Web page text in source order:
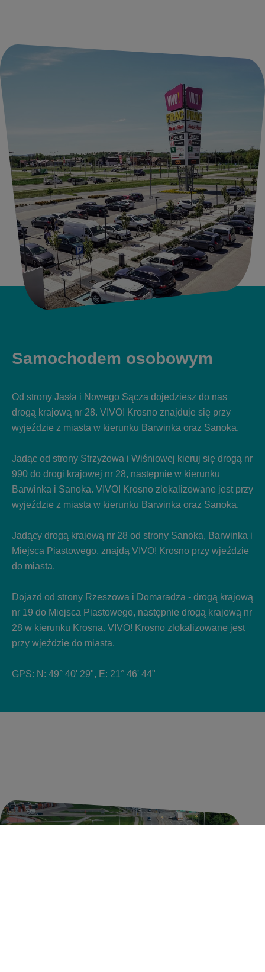
Samochodem osobowym
Od strony Jasła i Nowego Sącza dojedziesz do nas
drogą krajową nr 28. VIVO! Krosno znajduje się przy
wyjeździe z miasta w kierunku Barwinka oraz Sanoka.
Jadąc od strony Strzyżowa i Wiśniowej kieruj się drogą nr
990 do drogi krajowej nr 28, następnie w kierunku
Barwinka i Sanoka. VIVO! Krosno zlokalizowane jest przy
wyjeździe z miasta w kierunku Barwinka oraz Sanoka.
Jadący drogą krajową nr 28 od strony Sanoka, Barwinka i
Miejsca Piastowego, znajdą VIVO! Krosno przy wjeździe
do miasta.
Dojazd od strony Rzeszowa i Domaradza - drogą krajową
nr 19 do Miejsca Piastowego, następnie drogą krajową nr
28 w kierunku Krosna. VIVO! Krosno zlokalizowane jest
przy wjeździe do miasta.
GPS: N: 49° 40' 29", E: 21° 46' 44"